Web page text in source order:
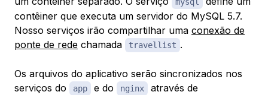
mysql
contêiner que executa um servidor do MySQL 5.7.
Nosso serviços irão compartilhar uma conexão de
ponte de rede chamada travellist .
Os arquivos do aplicativo serão sincronizados nos
serviços do
app e do nginx
através de